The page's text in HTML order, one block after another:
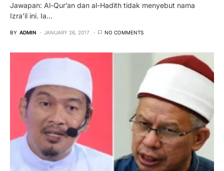
Jawapan: Al-Qur’an dan al-Hadith tidak menyebut nama
Izra’il ini. Ia…
BY ADMIN JANUARY 26, 2017 NO COMMENTS